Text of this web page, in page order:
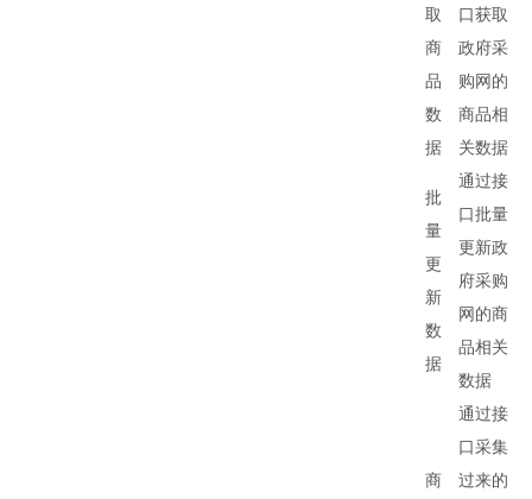
取
商
品
数
据
口获取
政府采
购网的
商品相
关数据
批
量
更
新
数
据
通过接
口批量
更新政
府采购
网的商
品相关
数据
商
通过接
口采集
过来的